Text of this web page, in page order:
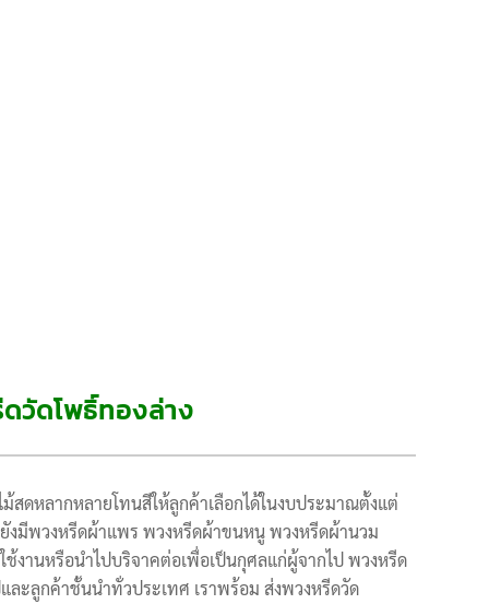
วัดโพธิ์ทองล่าง
สดหลากหลายโทนสีให้ลูกค้าเลือกได้ในงบประมาณตั้งแต่
งมีพวงหรีดผ้าแพร พวงหรีดผ้าขนหนู พวงหรีดผ้านวม
งานหรือนำไปบริจาคต่อเพื่อเป็นกุศลแก่ผู้จากไป พวงหรีด
ละลูกค้าชั้นนำทั่วประเทศ เราพร้อม ส่งพวงหรีดวัด